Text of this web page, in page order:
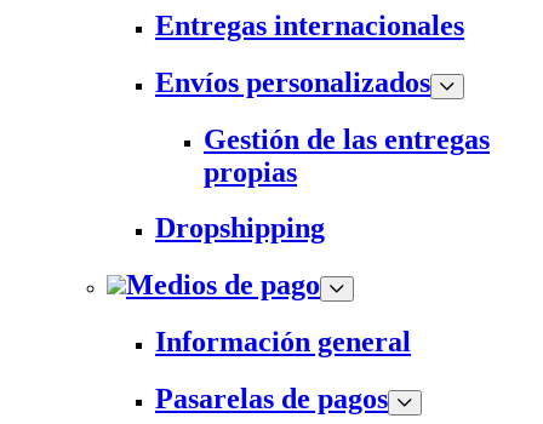
Entregas internacionales
Envíos personalizados
Gestión de las entregas
propias
Dropshipping
Medios de pago
Información general
Pasarelas de pagos